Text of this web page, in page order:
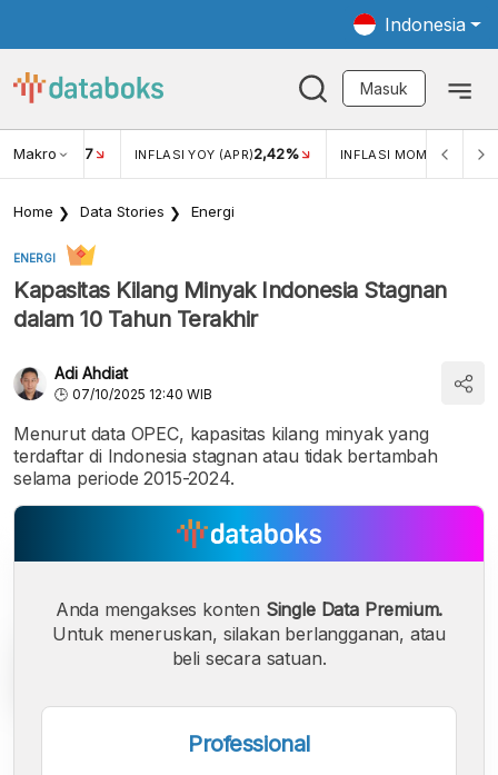
Indonesia
Masuk
Makro
USD/IDR 17 INFLASI YOY (APR)2,42% INFLASI MOM (MAR)
Home Data Stories Energi
ENERGI
Kapasitas Kilang Minyak Indonesia Stagnan
dalam 10 Tahun Terakhir
Adi Ahdiat
07/10/2025 12:40 WIB
Menurut data OPEC, kapasitas kilang minyak yang
terdaftar di Indonesia stagnan atau tidak bertambah
selama periode 2015-2024.
Anda mengakses konten Single Data Premium.
Untuk meneruskan, silakan berlangganan, atau
beli secara satuan.
Professional